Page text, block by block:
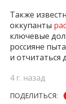
Также
оккупанты
ключевые
россияне
и отчитаться
4 г. назад
ПОДЕЛИТЬСЯ: